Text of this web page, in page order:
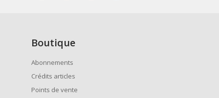
Boutique
Abonnements
Crédits articles
Points de vente